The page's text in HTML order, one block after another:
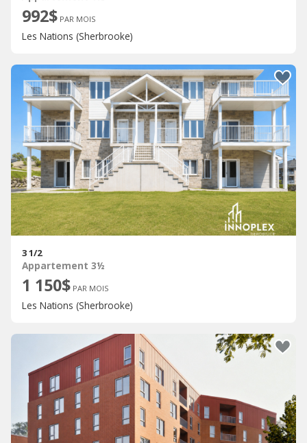
992$ PAR MOIS
Les Nations (Sherbrooke)
3 1/2
Appartement 3½
1 150$ PAR MOIS
Les Nations (Sherbrooke)